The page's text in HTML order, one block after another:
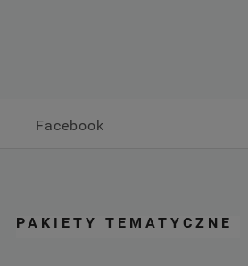
Facebook
PAKIETY TEMATYCZNE